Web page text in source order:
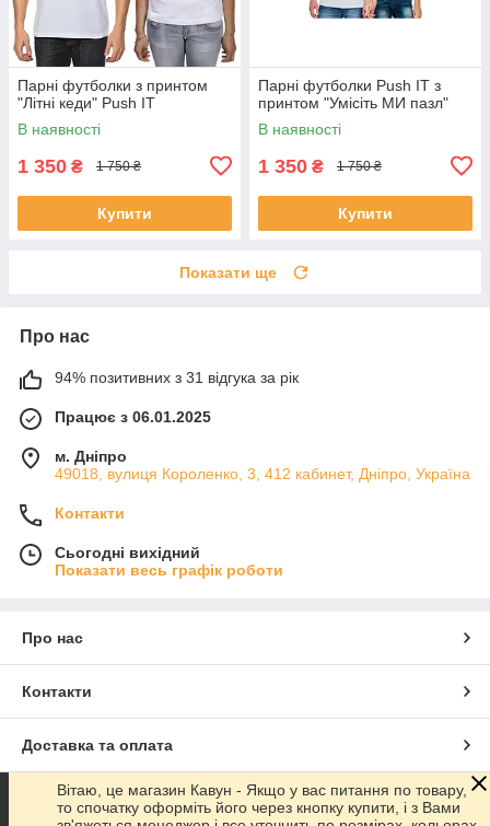
Парні футболки з принтом
"Літні кеди" Push IT
В наявності
1 350 ₴ 1 750 ₴
Купити
Парні футболки Push IT з
принтом "Умісіть МИ пазл"
В наявності
1 350 ₴ 1 750 ₴
Купити
Показати ще
Про нас
94% позитивних з 31 відгука за рік
Працює з 06.01.2025
м. Дніпро
49018, вулиця Короленко, 3, 412 кабинет, Дніпро, Україна
Контакти
Сьогодні вихідний
Показати весь графік роботи
Про нас
Контакти
Доставка та оплата
Графік роботи
Вітаю, це магазин Кавун - Якщо у вас питання по товару,
то спочатку оформіть його через кнопку купити, і з Вами